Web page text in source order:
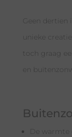
Geen
unieke
toch graag
en
De warmte